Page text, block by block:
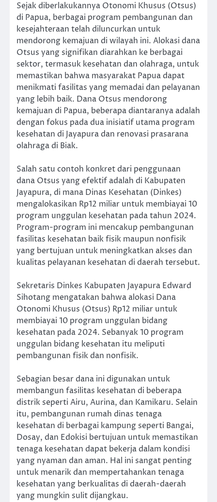
Sejak diberlakukannya Otonomi Khusus (Otsus)
di Papua, berbagai program pembangunan dan
kesejahteraan telah diluncurkan untuk
mendorong kemajuan di wilayah ini. Alokasi dana
Otsus yang signifikan diarahkan ke berbagai
sektor, termasuk kesehatan dan olahraga, untuk
memastikan bahwa masyarakat Papua dapat
menikmati fasilitas yang memadai dan pelayanan
yang lebih baik. Dana Otsus mendorong
kemajuan di Papua, beberapa diantaranya adalah
dengan fokus pada dua inisiatif utama program
kesehatan di Jayapura dan renovasi prasarana
olahraga di Biak.
Salah satu contoh konkret dari penggunaan
dana Otsus yang efektif adalah di Kabupaten
Jayapura, di mana Dinas Kesehatan (Dinkes)
mengalokasikan Rp12 miliar untuk membiayai 10
program unggulan kesehatan pada tahun 2024.
Program-program ini mencakup pembangunan
fasilitas kesehatan baik fisik maupun nonfisik
yang bertujuan untuk meningkatkan akses dan
kualitas pelayanan kesehatan di daerah tersebut.
Sekretaris Dinkes Kabupaten Jayapura Edward
Sihotang mengatakan bahwa alokasi Dana
Otonomi Khusus (Otsus) Rp12 miliar untuk
membiayai 10 program unggulan bidang
kesehatan pada 2024. Sebanyak 10 program
unggulan bidang kesehatan itu meliputi
pembangunan fisik dan nonfisik.
Sebagian besar dana ini digunakan untuk
membangun fasilitas kesehatan di beberapa
distrik seperti Airu, Aurina, dan Kamikaru. Selain
itu, pembangunan rumah dinas tenaga
kesehatan di berbagai kampung seperti Bangai,
Dosay, dan Edokisi bertujuan untuk memastikan
tenaga kesehatan dapat bekerja dalam kondisi
yang nyaman dan aman. Hal ini sangat penting
untuk menarik dan mempertahankan tenaga
kesehatan yang berkualitas di daerah-daerah
yang mungkin sulit dijangkau.